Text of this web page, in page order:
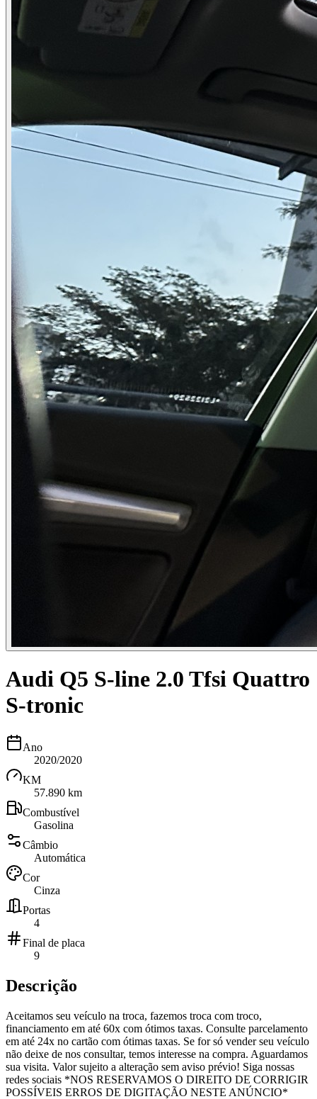
Audi Q5 S-line 2.0 Tfsi Quattro
S-tronic
Ano
2020/2020
KM
57.890 km
Combustível
Gasolina
Câmbio
Automática
Cor
Cinza
Portas
4
Final de placa
9
Descrição
Aceitamos seu veículo na troca, fazemos troca com troco,
financiamento em até 60x com ótimos taxas. Consulte parcelamento
em até 24x no cartão com ótimas taxas. Se for só vender seu veículo
não deixe de nos consultar, temos interesse na compra. Aguardamos
sua visita. Valor sujeito a alteração sem aviso prévio! Siga nossas
redes sociais *NOS RESERVAMOS O DIREITO DE CORRIGIR
POSSÍVEIS ERROS DE DIGITAÇÃO NESTE ANÚNCIO*